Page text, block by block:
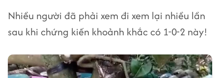
Nhiều người đã phải xem đi xem lại nhiều lần
sau khi chứng kiến khoảnh khắc có 1-0-2 này!